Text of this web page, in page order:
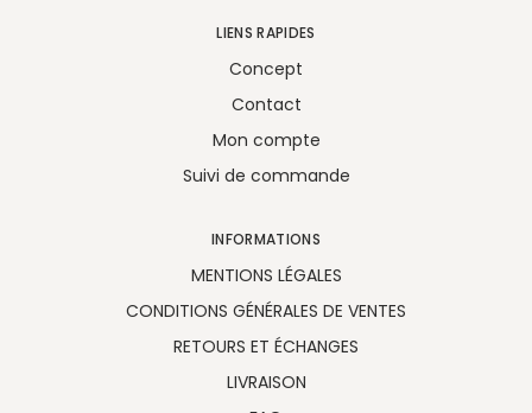
LIENS RAPIDES
Concept
Contact
Mon compte
Suivi de commande
INFORMATIONS
MENTIONS LÉGALES
CONDITIONS GÉNÉRALES DE VENTES
RETOURS ET ÉCHANGES
LIVRAISON